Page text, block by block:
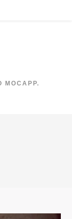
MOCAPP.